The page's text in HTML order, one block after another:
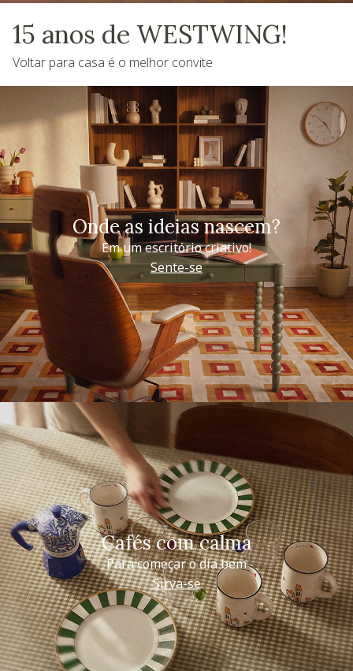
15 anos de WESTWING!
Voltar para casa é o melhor convite
Onde as ideias nascem?
Em um escritório criativo!
Sente-se
Cafés com calma
Para começar o dia bem
Sirva-se